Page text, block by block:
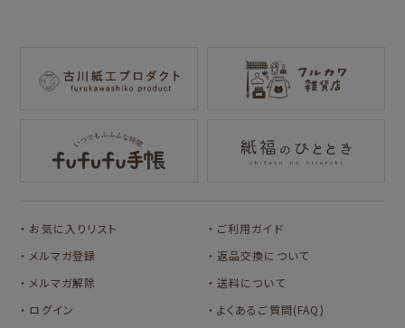
キャラクター別
サンリオキャラクタ
ーズ
コラボ別
TEA STAND
お気に入りリスト
メルマガ登録
メルマガ解除
ログイン
ご利用ガイド
返品交換について
送料について
よくあるご質問(FAQ)